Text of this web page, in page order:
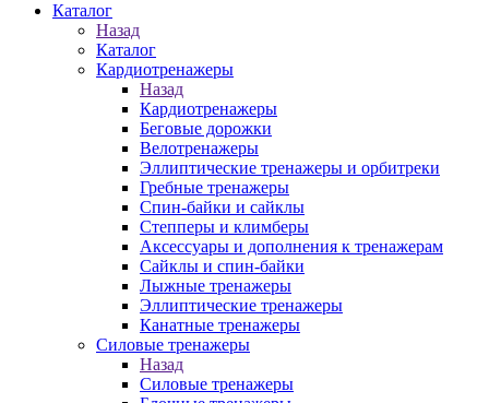
Каталог
Назад
Каталог
Кардиотренажеры
Назад
Кардиотренажеры
Беговые дорожки
Велотренажеры
Эллиптические тренажеры и орбитреки
Гребные тренажеры
Спин-байки и сайклы
Степперы и климберы
Аксессуары и дополнения к тренажерам
Сайклы и спин-байки
Лыжные тренажеры
Эллиптические тренажеры
Канатные тренажеры
Силовые тренажеры
Назад
Силовые тренажеры